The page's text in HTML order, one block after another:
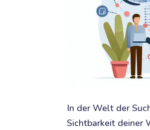
In der Welt der
Sichtbarkeit deiner